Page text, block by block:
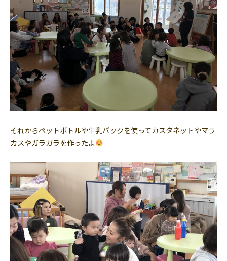
それからペットボトルや牛乳パックを使ってカスタネットやマラ
カスやガラガラを作ったよ